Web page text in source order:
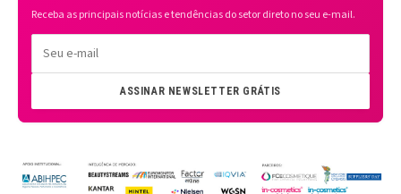
Receba as principais notícias e tendências do setor direto no seu e-mail.
ASSINAR NEWSLETTER GRÁTIS